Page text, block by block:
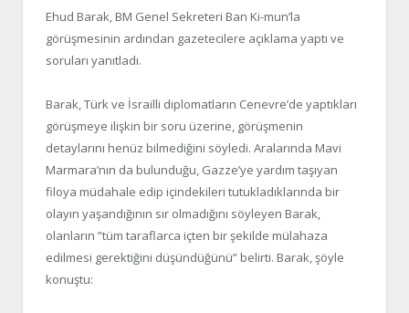
Ehud Barak, BM Genel Sekreteri Ban Ki-mun’la
görüşmesinin ardından gazetecilere açıklama yaptı ve
soruları yanıtladı.
Barak, Türk ve İsrailli diplomatların Cenevre’de yaptıkları
görüşmeye ilişkin bir soru üzerine, görüşmenin
detaylarını henüz bilmediğini söyledi. Aralarında Mavi
Marmara’nın da bulunduğu, Gazze’ye yardım taşıyan
filoya müdahale edip içindekileri tutukladıklarında bir
olayın yaşandığının sır olmadığını söyleyen Barak,
olanların ”tüm taraflarca içten bir şekilde mülahaza
edilmesi gerektiğini düşündüğünü” belirti. Barak, şöyle
konuştu: